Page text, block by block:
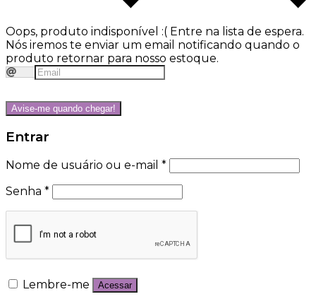
Oops, produto indisponível :( Entre na lista de espera.
Nós iremos te enviar um email notificando quando o
produto retornar para nosso estoque.
Avise-me quando chegar!
Entrar
Nome de usuário ou e-mail *
Senha *
Lembre-me Acessar